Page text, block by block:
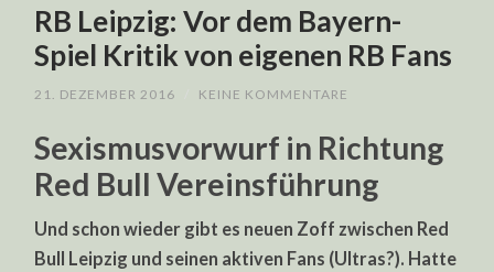
RB Leipzig: Vor dem Bayern-
Spiel Kritik von eigenen RB Fans
21. DEZEMBER 2016 KEINE KOMMENTARE
Sexismusvorwurf in Richtung
Red Bull Vereinsführung
Und schon wieder gibt es neuen Zoff zwischen Red
Bull Leipzig und seinen aktiven Fans (Ultras?). Hatte